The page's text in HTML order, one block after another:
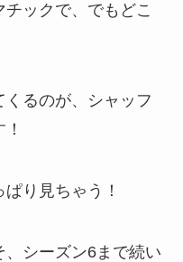
ックで、でもどこ
るのが、シャッフ
り見ちゃう！
シーズン6まで続い